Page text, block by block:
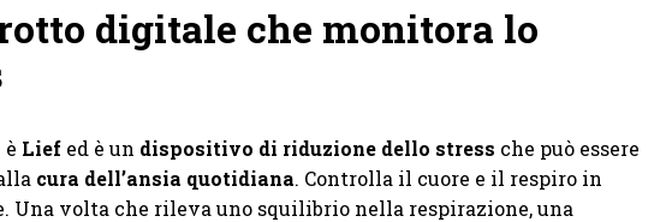
digitale che monitora lo
è Lief ed è un dispositivo di riduzione dello stress che può essere
cura dell’ansia quotidiana. Controlla il cuore e il respiro in
Una volta che rileva uno squilibrio nella respirazione, una